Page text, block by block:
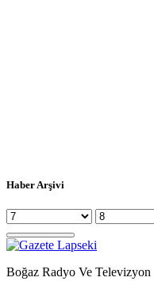
Haber Arşivi
Boğaz Radyo Ve Televizyon